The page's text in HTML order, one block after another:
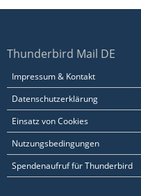
Thunderbird Mail DE
Impressum & Kontakt
Datenschutzerklärung
Einsatz von Cookies
Nutzungsbedingungen
Spendenaufruf für Thunderbird